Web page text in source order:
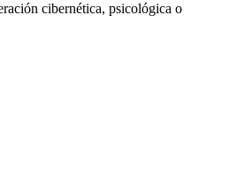
cibernética, psicológica o